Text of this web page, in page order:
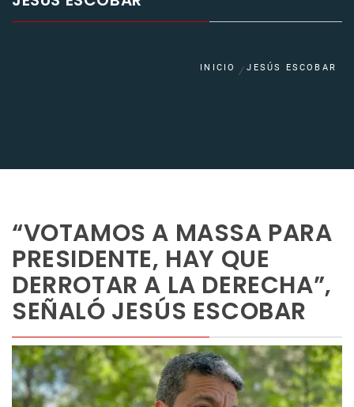
INICIO JESÚS ESCOBAR
“VOTAMOS A MASSA PARA
PRESIDENTE, HAY QUE
DERROTAR A LA DERECHA”,
SEÑALÓ JESÚS ESCOBAR